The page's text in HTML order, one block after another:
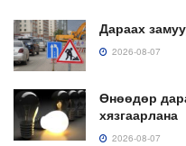
Дараах
2026-08-07
Өнөөдөр
хязгаарлана
2026-08-07